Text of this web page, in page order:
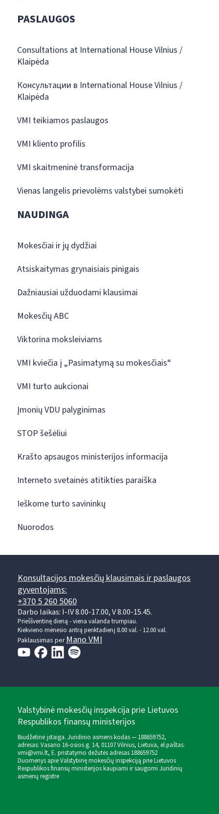
PASLAUGOS
Consultations at International House Vilnius /
Klaipėda
Консультации в International House Vilnius /
Klaipėda
VMI teikiamos paslaugos
VMI kliento profilis
VMI skaitmeninė transformacija
Vienas langelis prievolėms valstybei sumokėti
NAUDINGA
Mokesčiai ir jų dydžiai
Atsiskaitymas grynaisiais pinigais
Dažniausiai užduodami klausimai
Mokesčių ABC
Viktorina moksleiviams
VMI kviečia į „Pasimatymą su mokesčiais“
VMI turto aukcionai
Įmonių VDU palyginimas
STOP šešėliui
Krašto apsaugos ministerijos informacija
Interneto svetainės atitikties paraiška
Ieškome turto savininkų
Nuorodos
Konsultacijos mokesčių klausimais ir paslaugos
gyventojams:
+370 5 260 5060
Darbo laikas: I-IV 8.00-17.00, V 8.00-15.45.
Prieššventinę dieną - viena valanda trumpiau.
Kiekvieno mėnesio antrą penktadienį 8.00 val. - 12.00 val.
Paklausimas perMano VMI
Valstybinė mokesčių inspekcija prie Lietuvos
Respublikos finansų ministerijos
Biudžetinė įstaiga. Juridinio asmens kodas — 188659752,
adresas: Vasario 16-osios g. 14, 01107 Vilnius, Lietuva, el.paštas:
vmi@vmi.lt, E. pristatymo dėžutės adresas 188659752
Duomenys apie Valstybinę mokesčių inspekciją prie Lietuvos
Respublikos finansų ministerijos kaupiami ir saugomi Juridinių
asmenų registre